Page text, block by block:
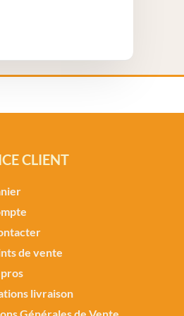
CLIENT
de vente
pros
livraison